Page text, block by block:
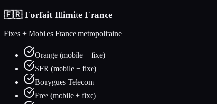
🇫🇷 Forfait Illimite France
Fixes + Mobiles France metropolitaine
Orange (mobile + fixe)
SFR (mobile + fixe)
Bouygues Telecom
Free (mobile + fixe)